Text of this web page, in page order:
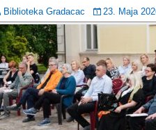
Biblioteka Gradacac 23. Maja